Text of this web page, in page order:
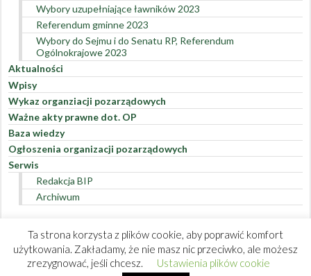
Rejestr umów w roku 2017
Rejestr umów w roku 2016
Rejestr umów w roku 2015
Rejestr umów w roku 2014
Rejestr umów w roku 2013
Rejestr umów w roku 2012
Wybory uzupełniające ławników 2023
Referendum gminne 2023
Wybory do Sejmu i do Senatu RP, Referendum
Ogólnokrajowe 2023
Aktualności
Wpisy
Wykaz organziacji pozarządowych
Ważne akty prawne dot. OP
Baza wiedzy
Ogłoszenia organizacji pozarządowych
Serwis
Redakcja BIP
Archiwum
Ta strona korzysta z plików cookie, aby poprawić komfort
użytkowania. Zakładamy, że nie masz nic przeciwko, ale możesz
zrezygnować, jeśli chcesz.
Ustawienia plików cookie